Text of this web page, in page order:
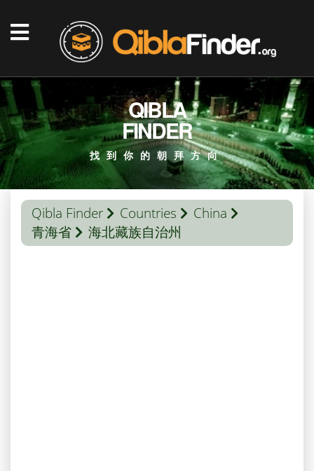
QIBLA
FINDER
找到你的朝拜方向
Qibla Finder Countries
China
青海省
海北藏族自治州